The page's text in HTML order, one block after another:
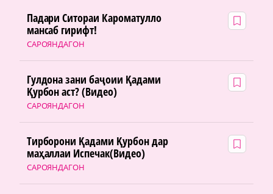
САРОЯНДАГОН
Падари Ситораи Кароматулло
мансаб гирифт!
САРОЯНДАГОН
Гулдона зани баҷоии Қадами
Қурбон аст? (Видео)
САРОЯНДАГОН
Тирборони Қадами Қурбон дар
маҳаллаи Испечак(Видео)